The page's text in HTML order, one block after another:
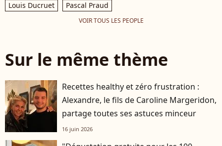
Louis Ducruet
Pascal Praud
VOIR TOUS LES PEOPLE
Sur le même thème
Recettes healthy et zéro frustration :
Alexandre, le fils de Caroline Margeridon,
partage toutes ses astuces minceur
16 juin 2026